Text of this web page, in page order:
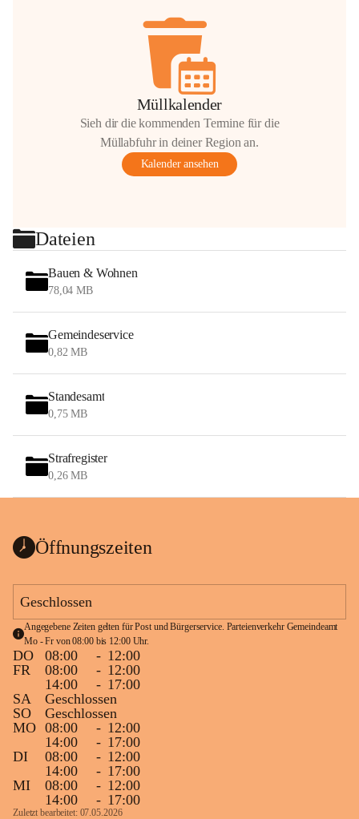
Müllkalender
Sieh dir die kommenden Termine für die
Müllabfuhr in deiner Region an.
Kalender ansehen
Dateien
Bauen & Wohnen
78,04 MB
Gemeindeservice
0,82 MB
Standesamt
0,75 MB
Strafregister
0,26 MB
Öffnungszeiten
Geschlossen
Angegebene Zeiten gelten für Post und Bürgerservice. Parteienverkehr Gemeindeamt
Mo - Fr von 08:00 bis 12:00 Uhr.
DO 08:00 - 12:00
FR
08:00 - 12:00
14:00
- 17:00
SA
Geschlossen
SO
Geschlossen
MO 08:00 - 12:00
14:00
- 17:00
DI
08:00 - 12:00
14:00
- 17:00
MI
08:00 - 12:00
14:00
- 17:00
Zuletzt bearbeitet: 07.05.2026